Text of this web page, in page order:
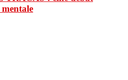
mentale